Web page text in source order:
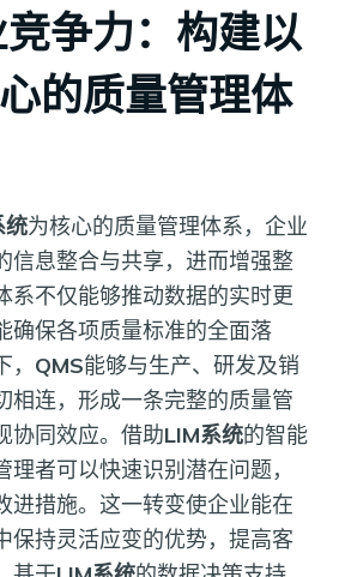
争力：构建以
的质量管理体
统为核心的质量管理体系，企业
信息整合与共享，进而增强整
系不仅能够推动数据的实时更
确保各项质量标准的全面落
QMS能够与生产、研发及销
相连，形成一条完整的质量管
协同效应。借助LIM系统的智能
理者可以快速识别潜在问题，
进措施。这一转变使企业能在
保持灵活应变的优势，提高客